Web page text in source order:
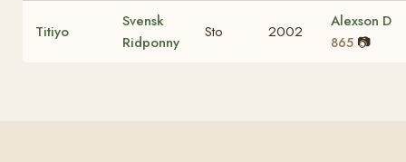
Titiyo
Svensk
Ridponny
Sto 2002
Alexson D
865 📷